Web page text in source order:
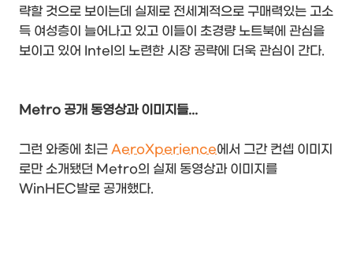
략할 것으로 보이는데 실제로 전세계적으로 구매력있는 고소
득 여성층이 늘어나고 있고 이들이 초경량 노트북에 관심을
보이고 있어 Intel의 노련한 시장 공략에 더욱 관심이 간다.
Metro 공개 동영상과 이미지들...
그런 와중에 최근 AeroXperience에서 그간 컨셉 이미지
로만 소개됐던 Metro의 실제 동영상과 이미지를
WinHEC발로 공개했다.